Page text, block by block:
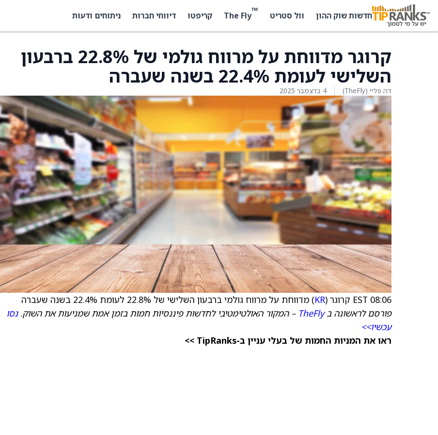
חדשות שוק ההון וול סטריט ™
The Fly קריפטו דיווחי חברות ניתוחים ודעות
קרוגר מדווחת על מרווח גולמי של 22.8% ברבעון
השלישי לעומת 22.4% בשנה שעברה
דה פליי (TheFly) 4 בדצמבר 2025
08:06 EST קרוגר ( KR) מדווחת על מרווח גולמי ברבעון השלישי של 22.8% לעומת 22.4% בשנה שעברה
פורסם לראשונה בTheFly – המקור האולטימטיבי לחדשות פיננסיות חמות בזמן אמת שמניעות את השוק.נסו
עכשיו>>
ראו את המניות החמות של בעלי עניין ב-TipRanks >>